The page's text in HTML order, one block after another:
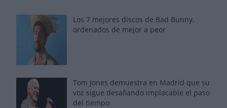
Los 7 mejores discos de Bad Bunny,
ordenados de mejor a peor
Tom Jones demuestra en Madrid que su
voz sigue desafiando implacable el paso
del tiempo